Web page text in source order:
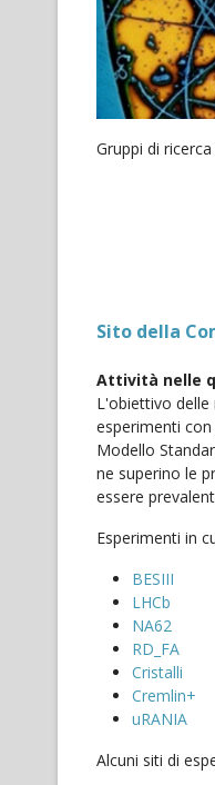
Gruppi di
Sito della
Attività nelle
L'obiettivo delle
esperimenti
Modello
ne superino le
essere
Esperimenti in
BESIII
LHCb
NA62
RD_FA
Cristalli
Cremlin+
uRANIA
Alcuni siti di